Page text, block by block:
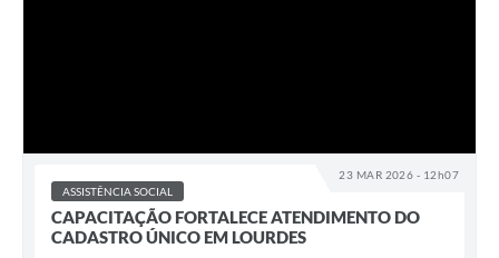
23 MAR 2026 - 12h07
ASSISTÊNCIA SOCIAL
CAPACITAÇÃO FORTALECE ATENDIMENTO DO
CADASTRO ÚNICO EM LOURDES